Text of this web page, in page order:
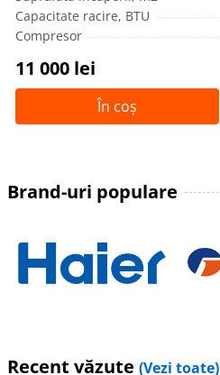
Capacitate racire, BTU
Compresor
11 000 lei
În coș
Brand-uri populare
Recent văzute (Vezi toate)